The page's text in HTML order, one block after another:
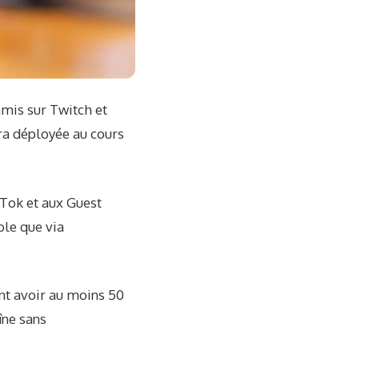
sur Twitch et
déployée au cours
et aux Guest
que via
avoir au moins 50
sans